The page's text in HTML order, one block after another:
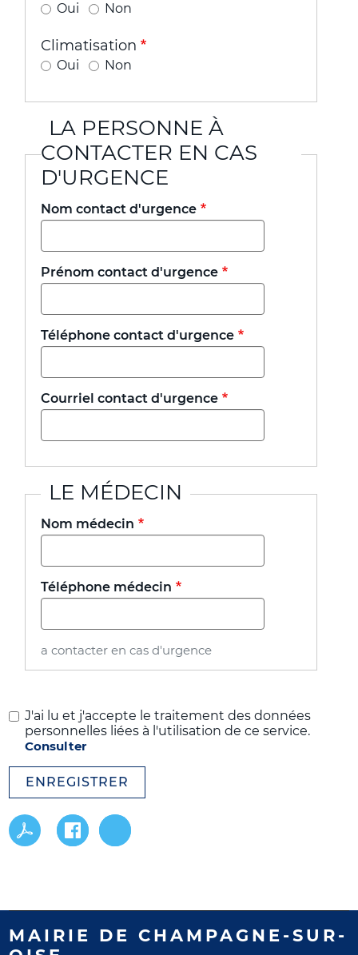
Oui Non
Climatisation
Oui Non
LA PERSONNE À
CONTACTER EN CAS
D'URGENCE
Nom contact d'urgence
Prénom contact d'urgence
Téléphone contact d'urgence
Courriel contact d'urgence
LE MÉDECIN
Nom médecin
Téléphone médecin
a contacter en cas d'urgence
J'ai lu et j'accepte le traitement des données
personnelles liées à l'utilisation de ce service.
Consulter
ENREGISTRER
MAIRIE DE CHAMPAGNE-SUR-